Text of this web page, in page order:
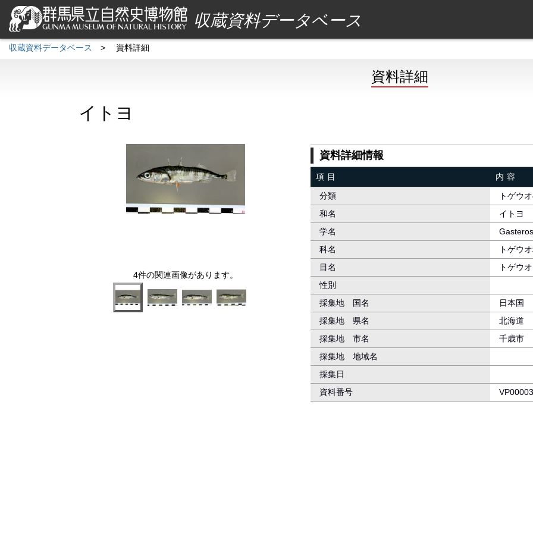
収蔵資料データベース
収蔵資料データベース > 資料詳細
資料詳細
イトヨ
4件の関連画像があります。
資料詳細情報
項目
内容
分類
トゲウ
和名
イトヨ
学名
科名
トゲウ
目名
トゲウ
性別
採集地 国名
日本国
採集地 県名
北海道
採集地 市名
千歳市
採集地 地域名
採集日
資料番号